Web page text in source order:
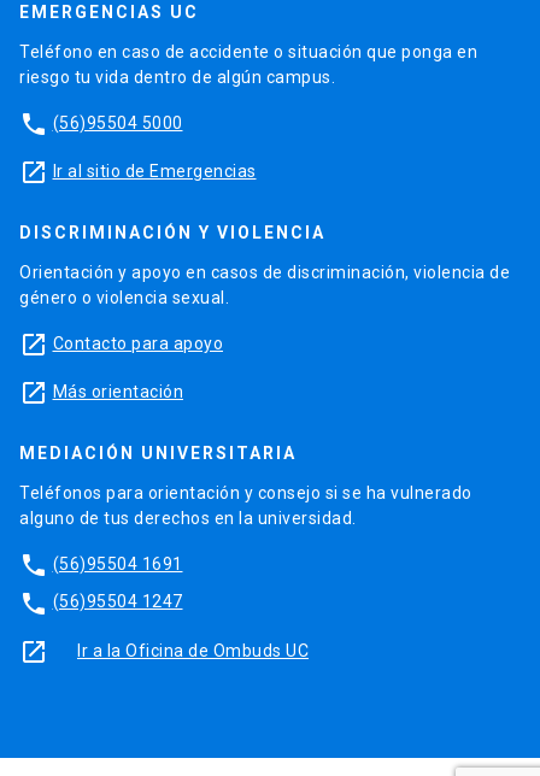
EMERGENCIAS UC
Teléfono en caso de accidente o situación que ponga en
riesgo tu vida dentro de algún campus.
phone (56)95504 5000
launch Ir al sitio de Emergencias
DISCRIMINACIÓN Y VIOLENCIA
Orientación y apoyo en casos de discriminación, violencia de
género o violencia sexual.
launch Contacto para apoyo
launch Más orientación
MEDIACIÓN UNIVERSITARIA
Teléfonos para orientación y consejo si se ha vulnerado
alguno de tus derechos en la universidad.
phone (56)95504 1691
phone (56)95504 1247
launch Ir a la Oficina de Ombuds UC